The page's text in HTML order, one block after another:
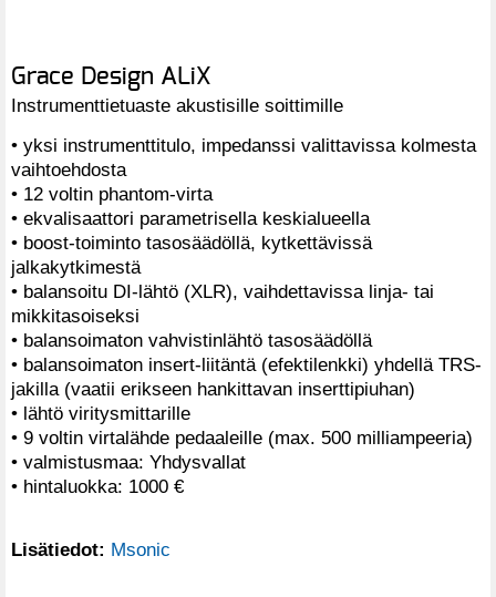
Grace Design ALiX
Instrumenttietuaste akustisille soittimille
• yksi instrumenttitulo, impedanssi valittavissa kolmesta
vaihtoehdosta
• 12 voltin phantom-virta
• ekvalisaattori parametrisella keskialueella
• boost-toiminto tasosäädöllä, kytkettävissä
jalkakytkimestä
• balansoitu DI-lähtö (XLR), vaihdettavissa linja- tai
mikkitasoiseksi
• balansoimaton vahvistinlähtö tasosäädöllä
• balansoimaton insert-liitäntä (efektilenkki) yhdellä TRS-
jakilla (vaatii erikseen hankittavan inserttipiuhan)
• lähtö viritysmittarille
• 9 voltin virtalähde pedaaleille (max. 500 milliampeeria)
• valmistusmaa: Yhdysvallat
• hintaluokka: 1000 €
Lisätiedot: Msonic